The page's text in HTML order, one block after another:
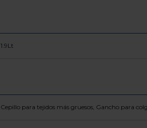
1.9Lt
Cepillo para tejidos más gruesos, Gancho para